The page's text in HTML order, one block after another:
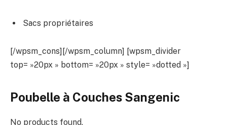
Sacs propriétaires
[/wpsm_cons][/wpsm_column] [wpsm_divider
top= »20px » bottom= »20px » style= »dotted »]
Poubelle à Couches Sangenic
No products found.